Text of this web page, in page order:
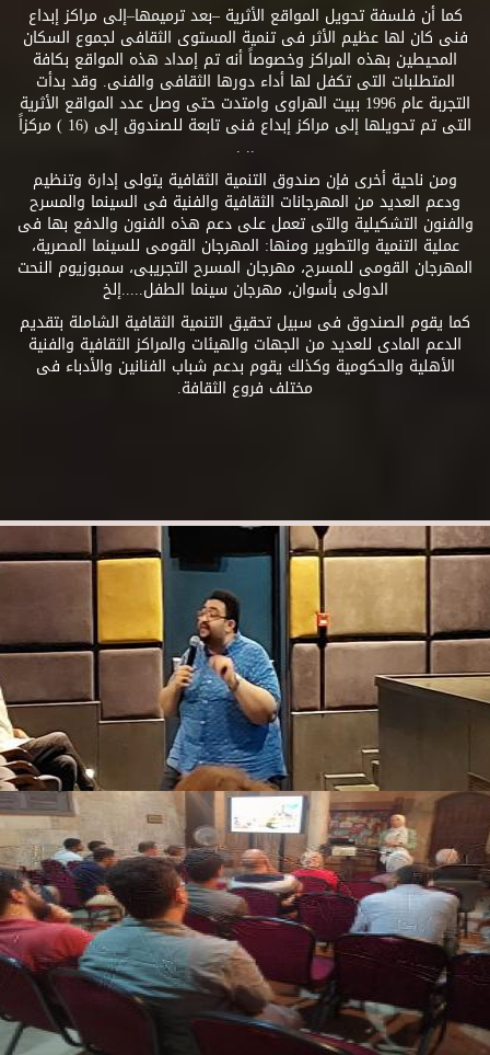
كما أن فلسفة تحويل المواقع الأثرية –بعد ترميمها–إلى مراكز إبداع
فنى كان لها عظيم الأثر فى تنمية المستوى الثقافى لجموع السكان
المحيطين بهذه المراكز وخصوصاً أنه تم إمداد هذه المواقع بكافة
المتطلبات التى تكفل لها أداء دورها الثقافى والفنى. وقد بدأت
التجربة عام 1996 ببيت الهراوى وامتدت حتى وصل عدد المواقع الأثرية
التى تم تحويلها إلى مراكز إبداع فنى تابعة للصندوق إلى (16 ) مركزاً
.. .
ومن ناحية أخرى فإن صندوق التنمية الثقافية يتولى إدارة وتنظيم
ودعم العديد من المهرجانات الثقافية والفنية فى السينما والمسرح
والفنون التشكيلية والتى تعمل على دعم هذه الفنون والدفع بها فى
عملية التنمية والتطوير ومنها: المهرجان القومى للسينما المصرية،
المهرجان القومى للمسرح، مهرجان المسرح التجريبى، سمبوزيوم النحت
الدولى بأسوان، مهرجان سينما الطفل.....إلخ
كما يقوم الصندوق فى سبيل تحقيق التنمية الثقافية الشاملة بتقديم
الدعم المادى للعديد من الجهات والهيئات والمراكز الثقافية والفنية
الأهلية والحكومية وكذلك يقوم بدعم شباب الفنانين والأدباء فى
مختلف فروع الثقافة.